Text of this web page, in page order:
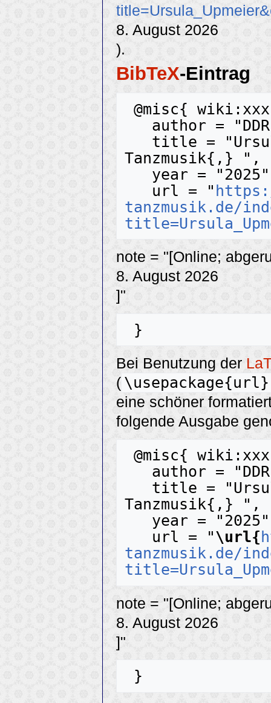
8. August 2026
).
BibTeX-Eintrag
Tanzmusik{,} ",
   url = "
tanzmusik.de/
note = "[Online;
8. August 2026
]"
Bei Benutzung der
( \usepackage{url}
eine schöner
folgende Ausgabe
Tanzmusik{,} ",
   url = "
\url{
tanzmusik.de/
note = "[Online;
8. August 2026
]"